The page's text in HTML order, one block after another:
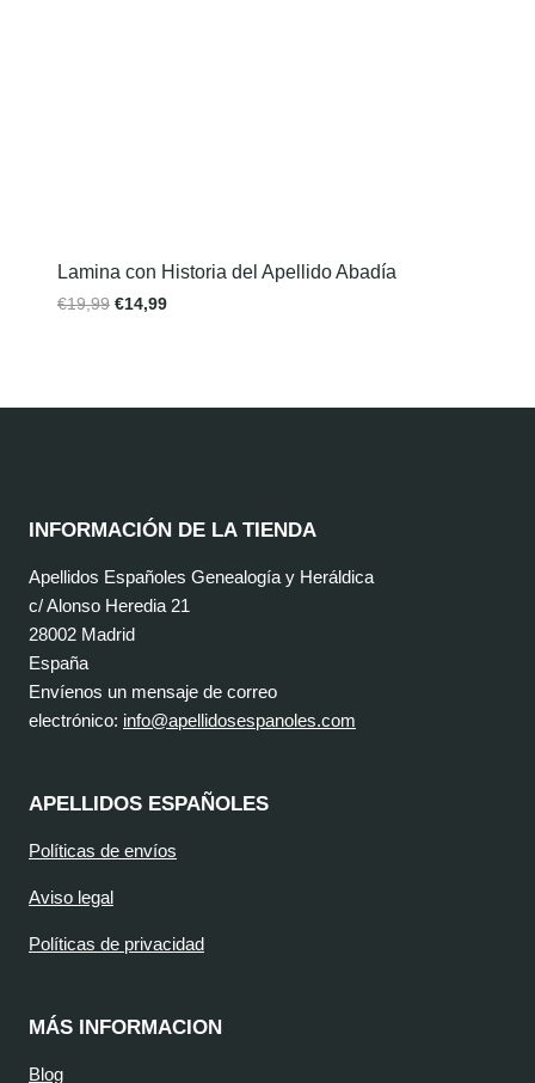
Lamina con Historia del Apellido Abadía
€19,99 €14,99
INFORMACIÓN DE LA TIENDA
Apellidos Españoles Genealogía y Heráldica
c/ Alonso Heredia 21
28002 Madrid
España
Envíenos un mensaje de correo
electrónico: info@apellidosespanoles.com
APELLIDOS ESPAÑOLES
Políticas de envíos
Aviso legal
Políticas de privacidad
MÁS INFORMACION
Blog